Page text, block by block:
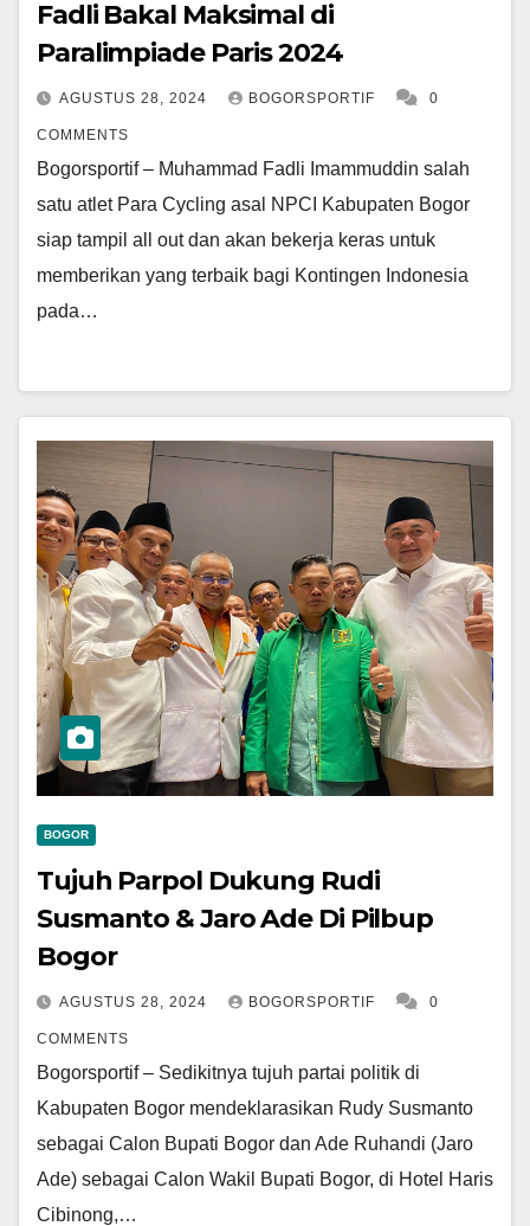
Fadli Bakal Maksimal di
Paralimpiade Paris 2024
AGUSTUS 28, 2024 BOGORSPORTIF 0
COMMENTS
Bogorsportif – Muhammad Fadli Imammuddin salah
satu atlet Para Cycling asal NPCI Kabupaten Bogor
siap tampil all out dan akan bekerja keras untuk
memberikan yang terbaik bagi Kontingen Indonesia
pada…
BOGOR
Tujuh Parpol Dukung Rudi
Susmanto & Jaro Ade Di Pilbup
Bogor
AGUSTUS 28, 2024 BOGORSPORTIF 0
COMMENTS
Bogorsportif – Sedikitnya tujuh partai politik di
Kabupaten Bogor mendeklarasikan Rudy Susmanto
sebagai Calon Bupati Bogor dan Ade Ruhandi (Jaro
Ade) sebagai Calon Wakil Bupati Bogor, di Hotel Haris
Cibinong,…